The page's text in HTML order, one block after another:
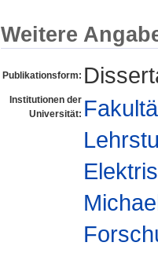
Weitere
Publikationsform:
Institutionen der
Universität: